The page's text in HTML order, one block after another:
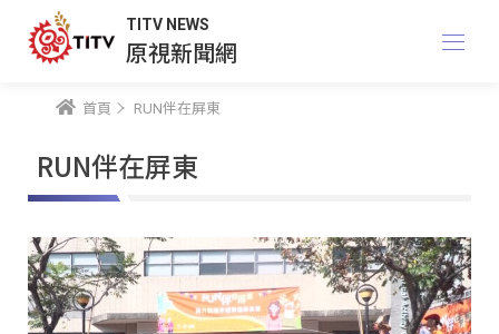
TITV NEWS
原視新聞網
首頁 RUN伴在屏東
RUN伴在屏東